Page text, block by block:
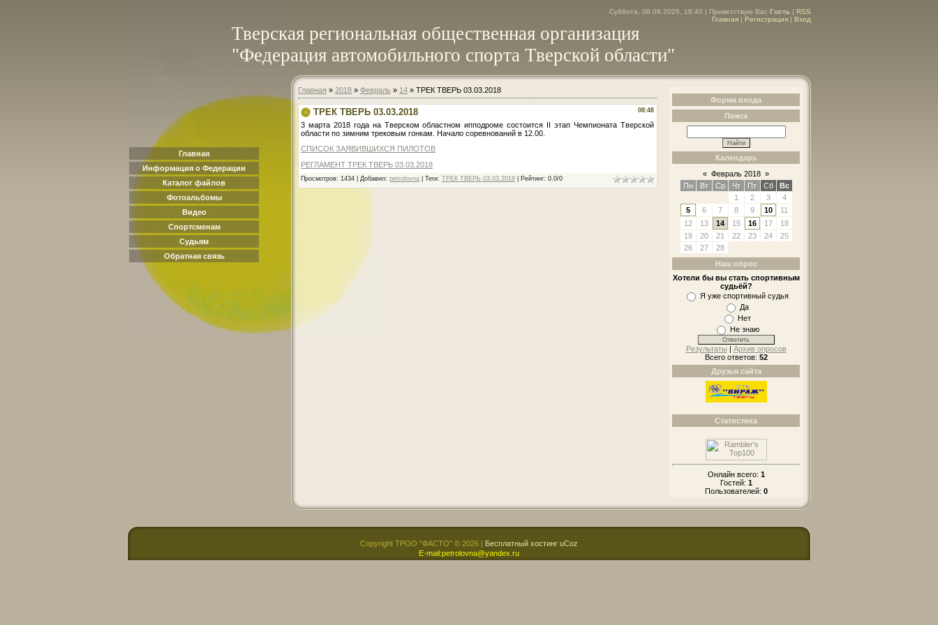
Суббота, 08.08.2026, 16:40 | Приветствую Вас Гость | RSS
Главная | Регистрация | Вход
Тверская региональная общественная организация
"Федерация автомобильного спорта Тверской области"
Главная
Информация о Федерации
Каталог файлов
Фотоальбомы
Видео
Спортсменам
Судьям
Обратная связь
Главная » 2018 » Февраль » 14 » ТРЕК ТВЕРЬ 03.03.2018
08:48
ТРЕК ТВЕРЬ 03.03.2018
3 марта 2018 года на Тверском областном ипподроме состоится II этап Чемпионата Тверской
области по зимним трековым гонкам. Начало соревнований в 12.00.
СПИСОК ЗАЯВИВШИХСЯ ПИЛОТОВ
РЕГЛАМЕНТ ТРЕК ТВЕРЬ 03.03.2018
Просмотров: 1434 | Добавил: petrolovna Теги: ТРЕК ТВЕРЬ 03.03.2018 Рейтинг: 0.0/0
Форма входа
Поиск
Календарь
« Февраль 2018 »
Пн
Вт Ср Чт Пт Сб
Вс
1
2 3
4
5
6 7 8 9 10
11
12
13 14 15 16 17
18
19
20 21 22 23 24
25
26
27
28
Наш опрос
Хотели бы вы стать спортивным
судьёй?
Я уже спортивный судья
Да
Нет
Не знаю
Результаты | Архив опросов
Всего ответов: 52
Друзья сайта
Статистика
Онлайн всего: 1
Гостей: 1
Пользователей: 0
Copyright ТРОО "ФАСТО" © 2026 Бесплатный хостинг uCoz
Е-mail:petrolovna@yandex.ru